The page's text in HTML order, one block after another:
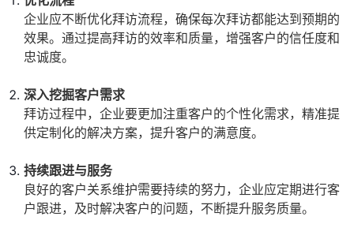
企业应不断优化拜访流程，确保每次拜访都能达到预期的
效果。通过提高拜访的效率和质量，增强客户的信任度和
忠诚度。
深入挖掘客户需求
拜访过程中，企业要更加注重客户的个性化需求，精准提
供定制化的解决方案，提升客户的满意度。
持续跟进与服务
良好的客户关系维护需要持续的努力，企业应定期进行客
户跟进，及时解决客户的问题，不断提升服务质量。